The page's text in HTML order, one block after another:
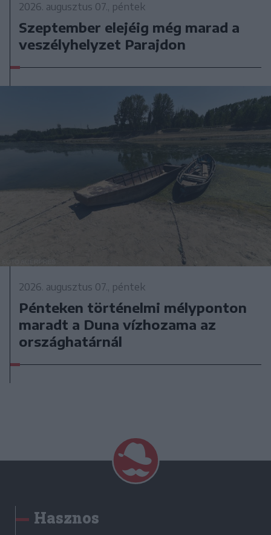
2026. augusztus 07., péntek
Szeptember elejéig még marad a
veszélyhelyzet Parajdon
2026. augusztus 07., péntek
Pénteken történelmi mélyponton
maradt a Duna vízhozama az
országhatárnál
Hasznos